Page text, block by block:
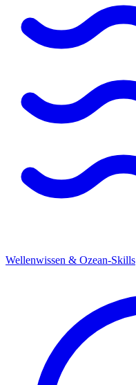
Wellenwissen & Ozean-Skills